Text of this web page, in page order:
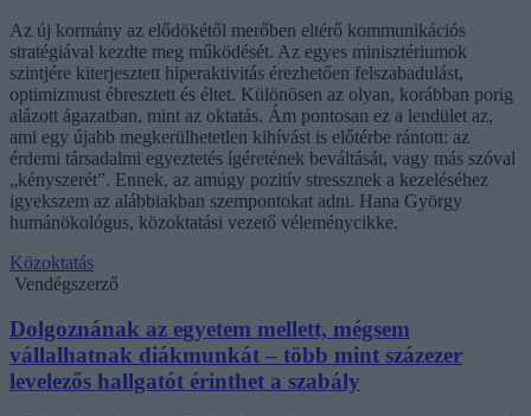
Az új kormány az elődökétől merőben eltérő kommunikációs
stratégiával kezdte meg működését. Az egyes minisztériumok
szintjére kiterjesztett hiperaktivitás érezhetően felszabadulást,
optimizmust ébresztett és éltet. Különösen az olyan, korábban porig
alázott ágazatban, mint az oktatás. Ám pontosan ez a lendület az,
ami egy újabb megkerülhetetlen kihívást is előtérbe rántott: az
érdemi társadalmi egyeztetés ígéretének beváltását, vagy más szóval
„kényszerét”. Ennek, az amúgy pozitív stressznek a kezeléséhez
igyekszem az alábbiakban szempontokat adni. Hana György
humánökológus, közoktatási vezető véleménycikke.
Közoktatás
Vendégszerző
Dolgoznának az egyetem mellett, mégsem
vállalhatnak diákmunkát – több mint százezer
levelezős hallgatót érinthet a szabály